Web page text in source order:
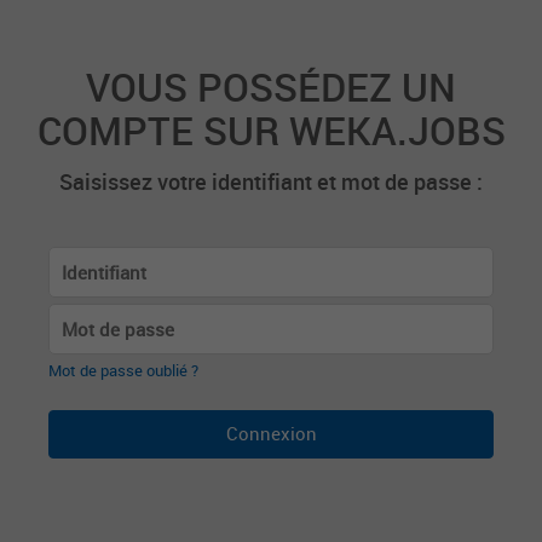
VOUS POSSÉDEZ UN
COMPTE SUR WEKA.JOBS
Saisissez votre identifiant et mot de passe :
Mot de passe oublié ?
Connexion